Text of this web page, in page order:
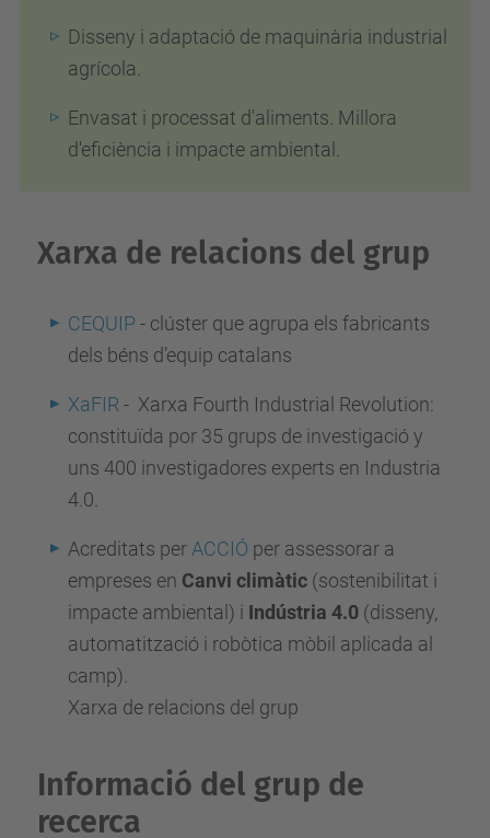
Disseny i adaptació de maquinària industrial
agrícola.
Envasat i processat d'aliments. Millora
d'eficiència i impacte ambiental.
Xarxa de relacions del grup
CEQUIP - clúster que agrupa els fabricants
dels béns d’equip catalans
XaFIR - Xarxa Fourth Industrial Revolution:
constituïda por 35 grups de investigació y
uns 400 investigadores experts en Industria
4.0.
Acreditats per ACCIÓ per assessorar a
empreses en Canvi climàtic (sostenibilitat i
impacte ambiental) i Indústria 4.0 (disseny,
automatització i robòtica mòbil aplicada al
camp).
Xarxa de relacions del grup
Informació del grup de
recerca